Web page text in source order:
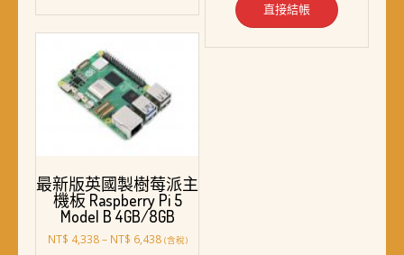
直接結帳
最新版英國製樹莓派主
機板 Raspberry Pi 5
Model B 4GB/8GB
NT$ 4,338– NT$ 6,438價(含稅)